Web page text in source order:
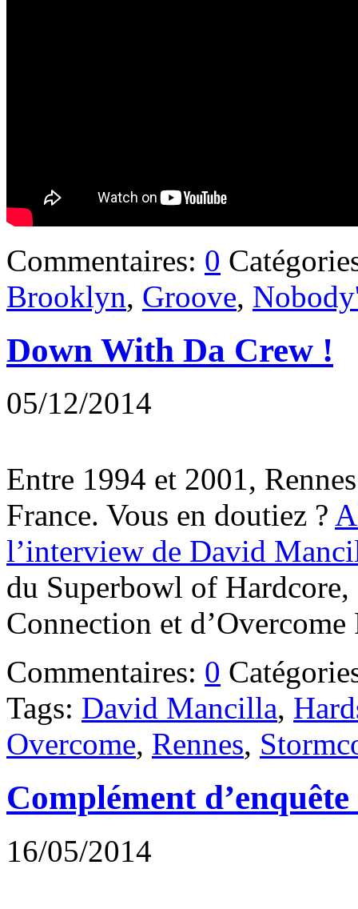
Commentaires: 0
Brooklyn, Groove,
Down With Da Crew !
05/12/2014
Entre 1994 et 2001,
France. Vous en doutiez ?
l’interview de David
du Superbowl of
Connection et
Commentaires: 0
Tags: David Mancilla,
Overcome, Rennes,
Complément
16/05/2014